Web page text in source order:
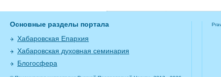
Основные разделы портала
Хабаровская Епархия
Хабаровская духовная семинария
Блогосфера